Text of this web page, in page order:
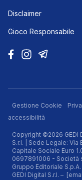
Disclaimer
Gioco Responsabile
Gestione Cookie
accessibilità
Copyright ©2026 GEDI
S.r.l. | Sede Legale: Via
Capitale Sociale Euro
0697891006 - Società
Gruppo Editoriale
GEDI Digital S.r.l. –